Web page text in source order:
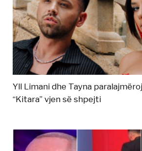
Yll Limani dhe Tayna
“Kitara” vjen së shpejti